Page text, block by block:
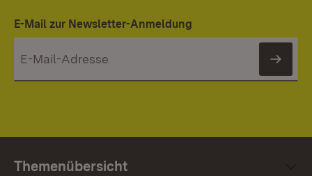
E-Mail zur Newsletter-Anmeldung
Themenübersicht